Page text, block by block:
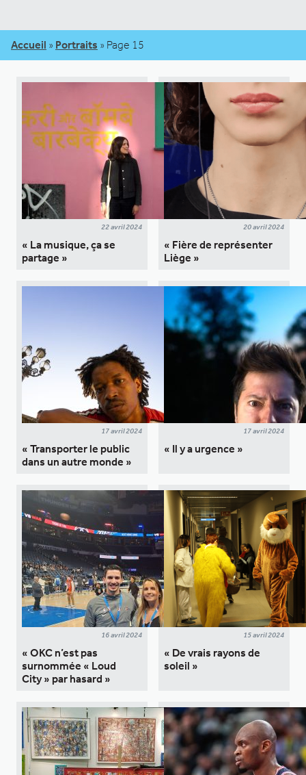
Accueil » Portraits » Page 15
22 avril 2024
« La musique, ça se
partage »
20 avril 2024
« Fière de représenter
Liège »
17 avril 2024
« Transporter le public
dans un autre monde »
17 avril 2024
« Il y a urgence »
16 avril 2024
« OKC n’est pas
surnommée « Loud
City » par hasard »
15 avril 2024
« De vrais rayons de
soleil »